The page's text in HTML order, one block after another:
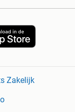
Zakelijk